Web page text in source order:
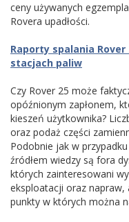
ceny używanych
Rovera upadłości.
Raporty spalania
stacjach paliw
Czy Rover 25 może
opóźnionym zapłonem,
kieszeń użytkownika?
oraz podaż części
Podobnie jak w
źródłem wiedzy są fora
których zainteresowani
eksploatacji oraz
punkty w których można